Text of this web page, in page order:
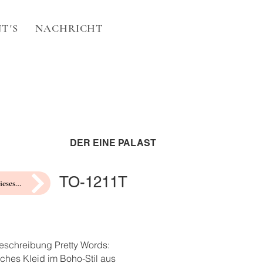
NACHRICHT
DER EINE PALAST
Hochzeit dieses Jahr? TO-1211T
Pretty Words:
Kleid im Boho-Stil aus